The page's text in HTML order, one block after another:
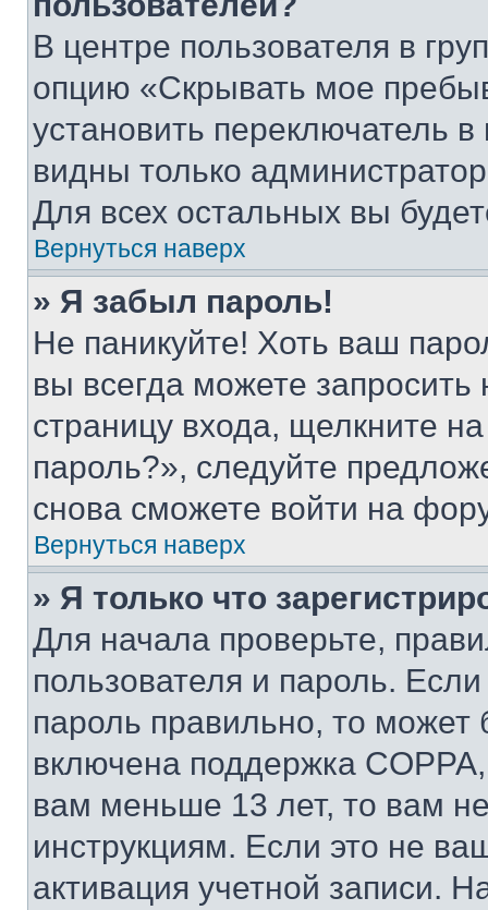
В центре пользователя в
опцию «Скрывать мое
установить переключатель
видны только
Для всех остальных вы
Вернуться наверх
» Я забыл пароль!
Не паникуйте! Хоть ваш
вы всегда можете
страницу входа, щелкните
пароль?», следуйте
снова сможете войти на
Вернуться наверх
» Я только что
Для начала проверьте,
пользователя и пароль.
пароль правильно, то может
включена поддержка
вам меньше 13 лет, то вам
инструкциям. Если это не
активация учетной записи.